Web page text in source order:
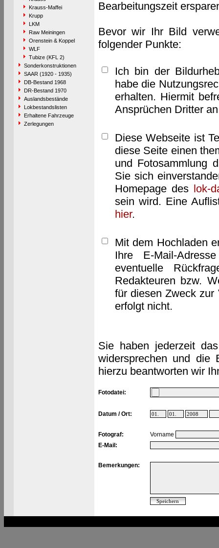
Krauss-Maffei
Krupp
LKM
Raw Meiningen
Orenstein & Koppel
WLF
Tubize (KFL 2)
Sonderkonstruktionen
SAAR (1920 - 1935)
DB-Bestand 1968
DR-Bestand 1970
Auslandsbestände
Lokbestandslisten
Erhaltene Fahrzeuge
Zerlegungen
Bearbeitungszeit
Bevor wir Ihr Bild
folgender Punkte:
Ich bin der
habe die
erhalten. Hiermit
Ansprüchen Dritter
Diese Webseite ist
diese Seite einen
und Fotosammlung
Sie sich
Homepage des lok-
sein wird. Eine
hier.
Mit dem Hochladen
Ihre E-Mail-
eventuelle
Redakteuren bzw.
für diesen Zweck zur
erfolgt nicht.
Sie haben jederzeit
widersprechen und die
hierzu beantworten wir
Fotodatei:
Datum / Ort:
Fotograf:
Vorname
E-Mail:
Bemerkungen: